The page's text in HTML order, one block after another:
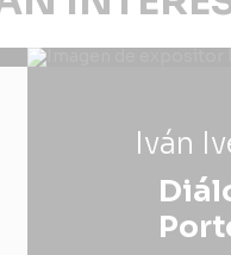
Iván